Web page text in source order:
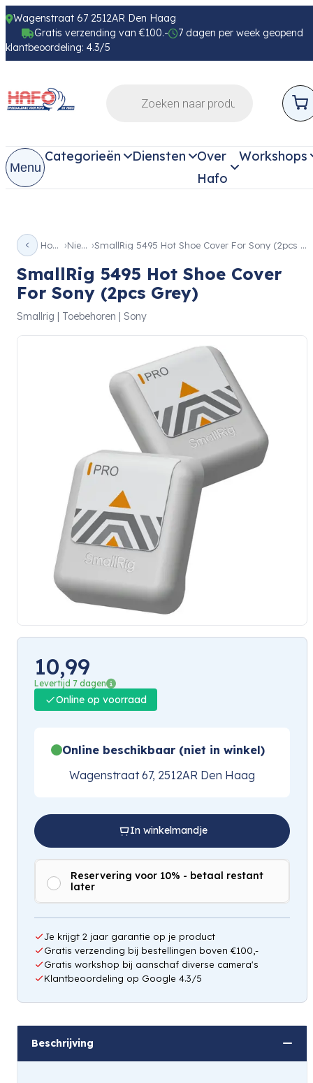
Wagenstraat 67 2512AR Den Haag
Gratis verzending van €100.-
7 dagen per week geopend
klantbeoordeling: 4.3/5
Menu
Categorieën Diensten
Over
Hafo
Workshops
Home Nieuw SmallRig 5495 Hot Shoe Cover For Sony (2pcs Grey)
SmallRig 5495 Hot Shoe Cover
For Sony (2pcs Grey)
Smallrig | Toebehoren | Sony
10,99
Levertijd 7 dagen
Online op voorraad
Online beschikbaar (niet in winkel)
Wagenstraat 67, 2512AR Den Haag
In winkelmandje
Reservering voor 10% - betaal restant
later
Je krijgt 2 jaar garantie op je product
Gratis verzending bij bestellingen boven €100,-
Gratis workshop bij aanschaf diverse camera's
Klantbeoordeling op Google 4.3/5
Beschrijving